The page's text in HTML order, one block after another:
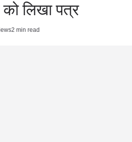
लिखा पत्र
2 min read